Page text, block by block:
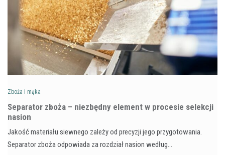
Zboża i mąka
Separator zboża – niezbędny element w procesie selekcji
nasion
Jakość materiału siewnego zależy od precyzji jego przygotowania.
Separator zboża odpowiada za rozdział nasion według…